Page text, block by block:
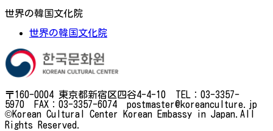
世界の韓国文化院
世界の韓国文化院
〒160-0004 東京都新宿区四谷4-4-10 TEL：03-3357-
5970 FAX：03-3357-6074 postmaster@koreanculture.jp
©Korean Cultural Center Korean Embassy in Japan.All
Rights Reserved.